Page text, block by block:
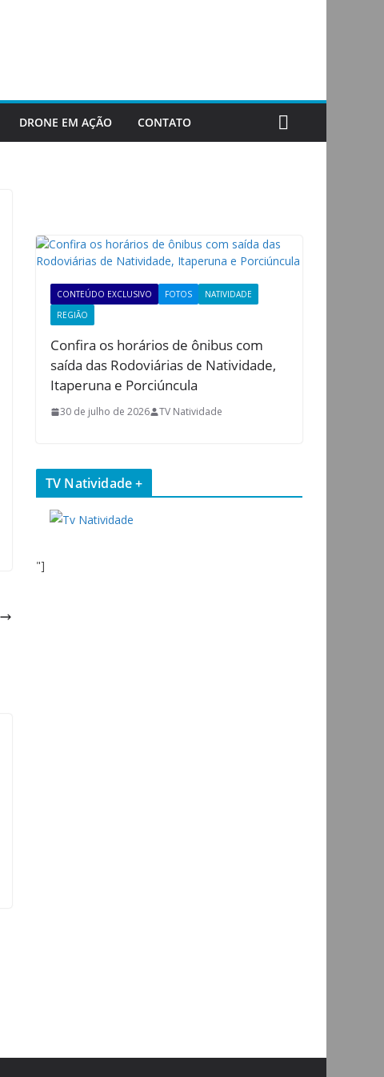
DRONE EM AÇÃO CONTATO
CONTEÚDO EXCLUSIVO FOTOS
NATIVIDADE
REGIÃO
Confira os horários de ônibus com
saída das Rodoviárias de Natividade,
Itaperuna e Porciúncula
30 de julho de 2026 TV Natividade
TV Natividade +
"]